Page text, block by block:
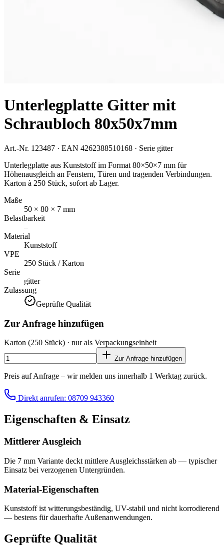
Unterlegplatte Gitter mit
Schraubloch 80x50x7mm
Art.-Nr. 123487 · EAN 4262388510168 · Serie gitter
Unterlegplatte aus Kunststoff im Format 80×50×7 mm für
Höhenausgleich an Fenstern, Türen und tragenden Verbindungen.
Karton à 250 Stück, sofort ab Lager.
Maße
50 × 80 × 7 mm
Belastbarkeit
–
Material
Kunststoff
VPE
250 Stück / Karton
Serie
gitter
Zulassung
Geprüfte Qualität
Zur Anfrage hinzufügen
Karton (250 Stück) · nur als Verpackungseinheit
Zur Anfrage hinzufügen
Preis auf Anfrage – wir melden uns innerhalb 1 Werktag zurück.
Direkt anrufen: 08709 943360
Eigenschaften & Einsatz
Mittlerer Ausgleich
Die 7 mm Variante deckt mittlere Ausgleichsstärken ab — typischer
Einsatz bei verzogenen Untergründen.
Material-Eigenschaften
Kunststoff ist witterungsbeständig, UV-stabil und nicht korrodierend
— bestens für dauerhafte Außenanwendungen.
Geprüfte Qualität